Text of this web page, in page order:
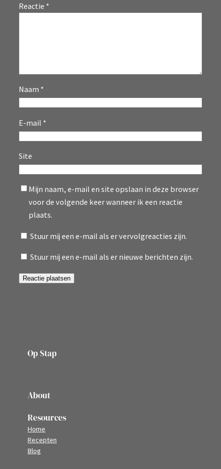
Reactie *
Naam *
E-mail *
Site
Mijn naam, e-mail en site opslaan in deze browser
voor de volgende keer wanneer ik een reactie
plaats.
Stuur mij een e-mail als er vervolgreacties zijn.
Stuur mij een e-mail als er nieuwe berichten zijn.
Op Stap
About
Resources
Home
Recepten
Blog